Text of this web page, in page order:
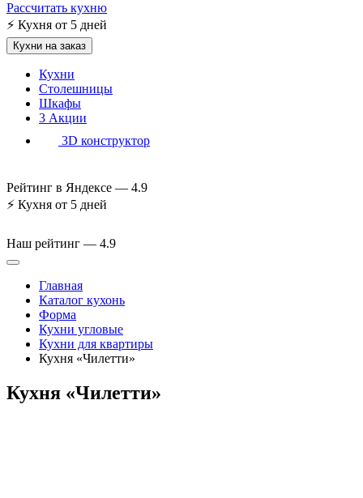
Рассчитать кухню
⚡ Кухня от 5 дней
Кухни на заказ
Кухни
Столешницы
Шкафы
3 Акции
3D конструктор
Рейтинг в Яндексе — 4.9
⚡ Кухня от 5 дней
Наш рейтинг — 4.9
Главная
Каталог кухонь
Форма
Кухни угловые
Кухни для квартиры
Кухня «Чилетти»
Кухня «Чилетти»